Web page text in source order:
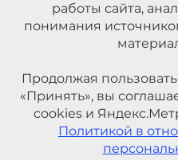
работы сайта,
понимания
Продолжая
«Принять», вы
cookies и
Политикой в